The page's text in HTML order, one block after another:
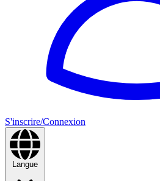
S'inscrire/Connexion
Langue